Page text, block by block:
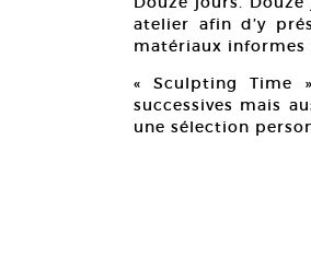
atelier afin d’y
matériaux informes
« Sculpting Time
successives mais
une sélection